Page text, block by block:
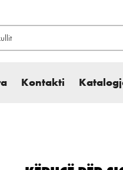
Kontakti